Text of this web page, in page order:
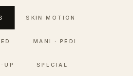
SKIN MOTION
MANI · PEDI
UP SPECIAL